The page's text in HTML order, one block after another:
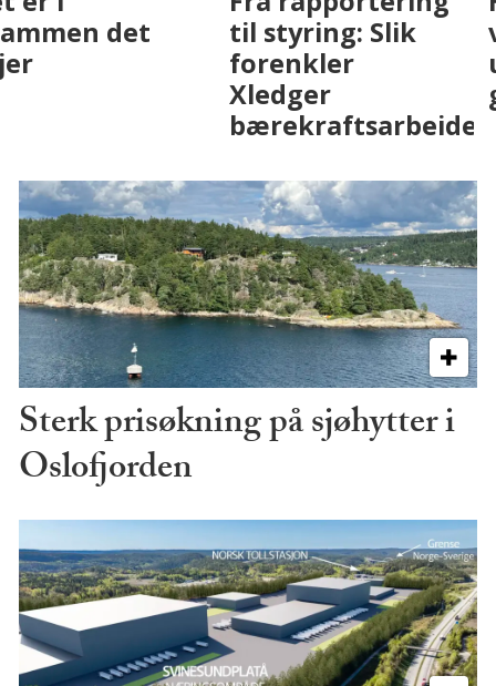
eiendomsbransjen
med AI. Slik ser vi
Drammen det
skjer
Sterk prisøkning på sjøhytter i
Oslofjorden